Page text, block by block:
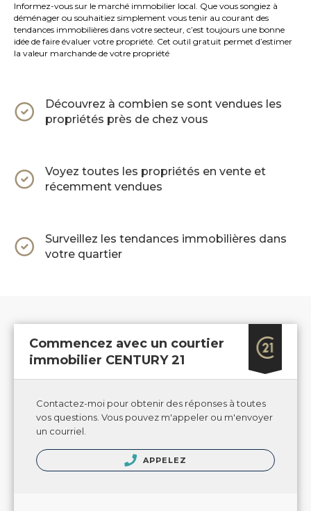
Informez-vous sur le marché immobilier local. Que vous songiez à
déménager ou souhaitiez simplement vous tenir au courant des
tendances immobilières dans votre secteur, c’est toujours une bonne
idée de faire évaluer votre propriété. Cet outil gratuit permet d’estimer
la valeur marchande de votre propriété
Découvrez à combien se sont vendues les
propriétés près de chez vous
Voyez toutes les propriétés en vente et
récemment vendues
Surveillez les tendances immobilières dans
votre quartier
Commencez avec un courtier
immobilier CENTURY 21
Contactez-moi pour obtenir des réponses à toutes
vos questions. Vous pouvez m'appeler ou m'envoyer
un courriel.
APPELEZ